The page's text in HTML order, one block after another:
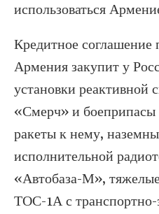
использоваться
Кредитное соглашение
Армения закупит у
установки реактивной
«Смерч» и
ракеты к нему,
исполнительной
«Автобаза-М»,
ТОС-1А с